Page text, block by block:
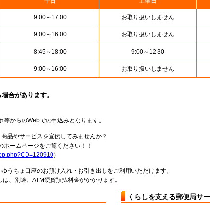
9:00～17:00 お取り扱いしません
9:00～16:00 お取り扱いしません
8:45～18:00 9:00～12:30
9:00～16:00 お取り扱いしません
合があります。
からのWebでの申込みとなります。
品やサービスを宣伝してみませんか？
ームページをご覧ください！！
）
うちょ口座のお預け入れ・お引き出しをご利用いただけます。
、別途、ATM硬貨預払料金がかかります。
くらしを支える郵便局サ